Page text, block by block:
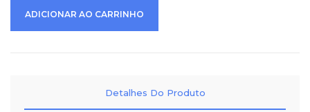
ADICIONAR AO CARRINHO
Detalhes Do Produto